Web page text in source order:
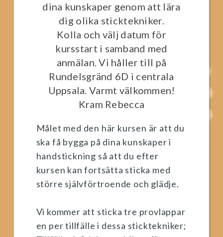
dina kunskaper genom att lära
dig olika sticktekniker.
Kolla och välj datum för
kursstart i samband med
anmälan. Vi håller till på
Rundelsgränd 6D i centrala
Uppsala. Varmt välkommen!
Kram Rebecca
Målet med den här kursen är att du
ska få bygga på dina kunskaper i
handstickning så att du efter
kursen kan fortsätta sticka med
större självförtroende och glädje.
Vi kommer att sticka tre provlappar
en per tillfälle i dessa sticktekniker;